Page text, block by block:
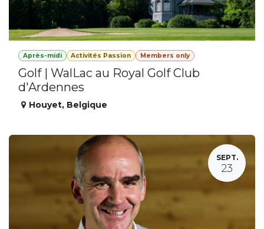
Après-midi Activités Passion Members only
Golf | WalLac au Royal Golf Club
d'Ardennes
Houyet, Belgique
SEPT.
23